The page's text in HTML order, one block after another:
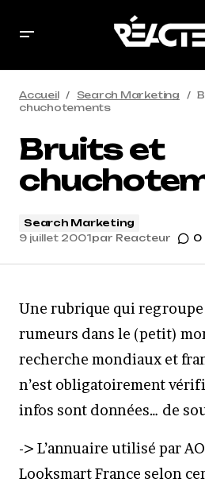
Accueil Search Marketing
chuchotements
Bruits et
Search Marketing
9 juillet 2001par Reacteur 0
Une rubrique qui
rumeurs dans le (petit)
recherche mondiaux et
n’est obligatoirement
infos sont données… de
-> L’annuaire utilisé par
Looksmart France selon